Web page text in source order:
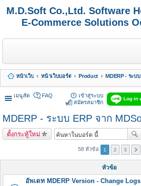
M.D.Soft Co.,Ltd. Software
E-Commerce Solutions
หน้าเว็บ หน้าเว็บบอร์ด Product
เมนูลัด
Log in
FAQ
เข้าสู่ระบบ
สมัครสมาชิก
MDERP - ระบบ ERP จาก
ตั้งกระทู้ใหม่
58 หัวข้อ 1 2 3
หัวข้อ
อัพเดท MDERP Version - Change